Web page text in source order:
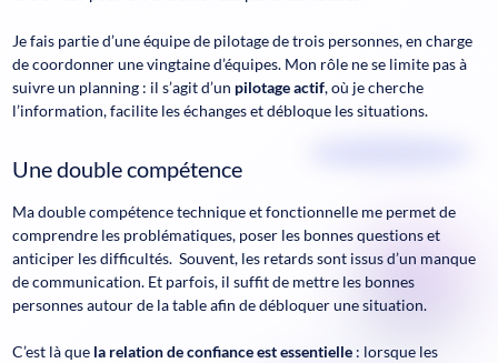
Je fais partie d’une équipe de pilotage de trois personnes, en charge
de coordonner une vingtaine d’équipes. Mon rôle ne se limite pas à
suivre un planning : il s’agit d’un pilotage actif, où je cherche
l’information, facilite les échanges et débloque les situations.
Une double compétence
Ma double compétence technique et fonctionnelle me permet de
comprendre les problématiques, poser les bonnes questions et
anticiper les difficultés. Souvent, les retards sont issus d’un manque
de communication. Et parfois, il suffit de mettre les bonnes
personnes autour de la table afin de débloquer une situation.
C’est là que la relation de confiance est essentielle : lorsque les